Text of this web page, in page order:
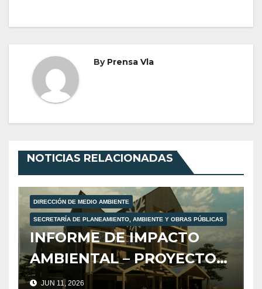
By Prensa Vla
NOTICIAS RELACIONADAS
DIRECCIÓN DE MEDIO AMBIENTE
SECRETARÍA DE PLANEAMIENTO, AMBIENTE Y OBRAS PÚBLICAS
INFORME DE IMPACTO
AMBIENTAL – PROYECTO
“NORDIK III”
JUN 11, 2026